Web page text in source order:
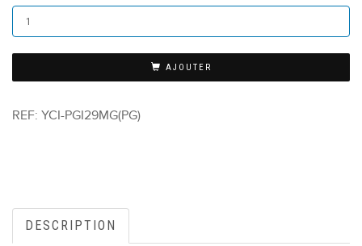
AJOUTER
REF: YCI-PGI29MG(PG)
DESCRIPTION